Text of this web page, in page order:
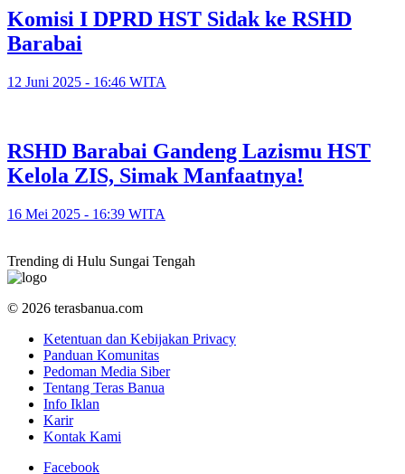
Komisi I DPRD HST Sidak ke RSHD
Barabai
12 Juni 2025 - 16:46 WITA
RSHD Barabai Gandeng Lazismu HST
Kelola ZIS, Simak Manfaatnya!
16 Mei 2025 - 16:39 WITA
Trending di Hulu Sungai Tengah
© 2026 terasbanua.com
Ketentuan dan Kebijakan Privacy
Panduan Komunitas
Pedoman Media Siber
Tentang Teras Banua
Info Iklan
Karir
Kontak Kami
Facebook